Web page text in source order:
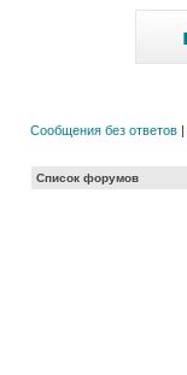
Сообщения без ответов |
Список форумов